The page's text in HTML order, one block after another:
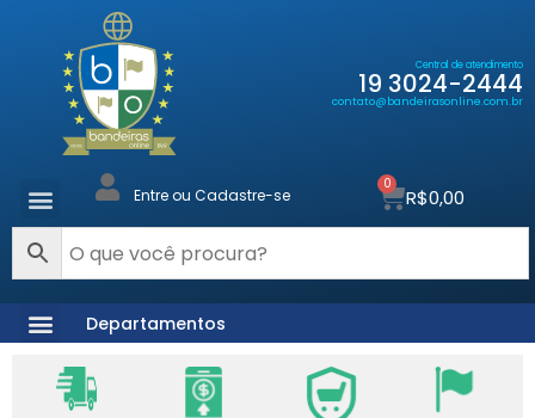
Central de atendimento
19 3024-2444
contato@bandeirasonline.com.br
Entre ou Cadastre-se R$0,00
0
Departamentos